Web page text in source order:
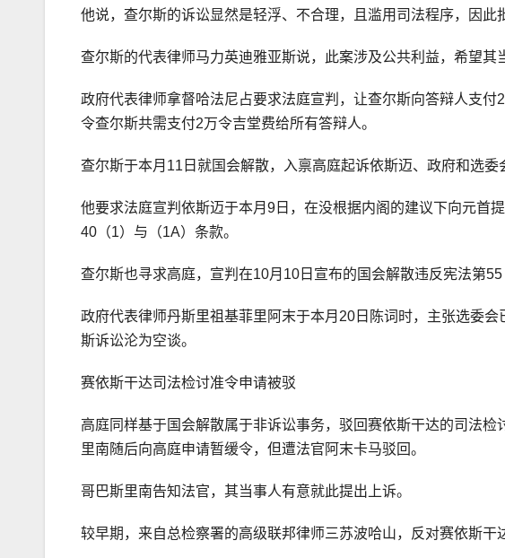
他说，查尔斯的诉讼显然是轻浮、不合理，且滥用司法程序，因此
查尔斯的代表律师马力英迪雅亚斯说，此案涉及公共利益，希望其
政府代表律师拿督哈法尼占要求法庭宣判，让查尔斯向答辩人支
令查尔斯共需支付2万令吉堂费给所有答辩人。
查尔斯于本月11日就国会解散，入禀高庭起诉依斯迈、政府和选委
他要求法庭宣判依斯迈于本月9日，在没根据内阁的建议下向元首
40（1）与（1A）条款。
查尔斯也寻求高庭，宣判在10月10日宣布的国会解散违反宪法第55
政府代表律师丹斯里祖基菲里阿末于本月20日陈词时，主张选委
斯诉讼沦为空谈。
赛依斯干达司法检讨准令申请被驳
高庭同样基于国会解散属于非诉讼事务，驳回赛依斯干达的司法
里南随后向高庭申请暂缓令，但遭法官阿末卡马驳回。
哥巴斯里南告知法官，其当事人有意就此提出上诉。
较早期，来自总检察署的高级联邦律师三苏波哈山，反对赛依斯干